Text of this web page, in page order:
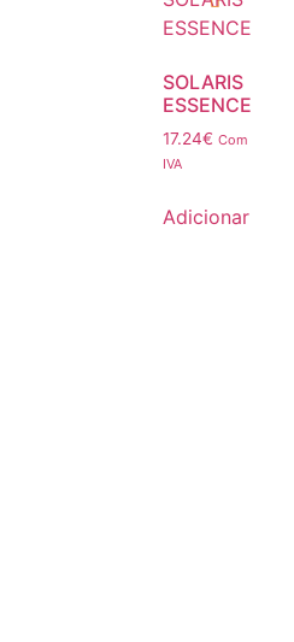
SOLARIS
ESSENCE
17.24€ Com
IVA
Adicionar